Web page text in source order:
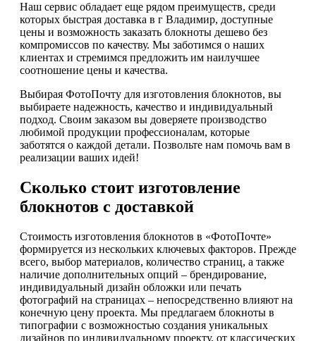
Наш сервис обладает еще рядом преимуществ, среди
которых быстрая доставка в г Владимир, доступные
цены и возможность заказать блокноты дешево без
компромиссов по качеству. Мы заботимся о наших
клиентах и стремимся предложить им наилучшее
соотношение цены и качества.
Выбирая ФотоПочту для изготовления блокнотов, вы
выбираете надежность, качество и индивидуальный
подход. Своим заказом вы доверяете производство
любимой продукции профессионалам, которые
заботятся о каждой детали. Позвольте нам помочь вам в
реализации ваших идей!
Сколько стоит изготовление
блокнотов с доставкой
Стоимость изготовления блокнотов в «ФотоПочте»
формируется из нескольких ключевых факторов. Прежде
всего, выбор материалов, количество страниц, а также
наличие дополнительных опций – брендирование,
индивидуальный дизайн обложки или печать
фотографий на страницах – непосредственно влияют на
конечную цену проекта. Мы предлагаем блокноты в
типографии с возможностью создания уникальных
дизайнов по индивидуальному проекту, от классических